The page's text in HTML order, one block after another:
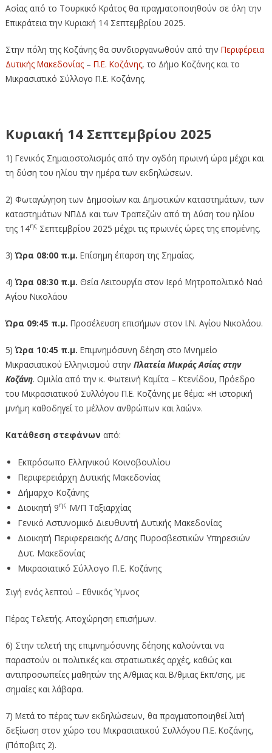
Ασίας από το Τουρκικό Κράτος θα πραγματοποιηθούν σε όλη την
Επικράτεια την Κυριακή 14 Σεπτεμβρίου 2025.
Στην πόλη της Κοζάνης θα συνδιοργανωθούν από την Περιφέρεια
Δυτικής Μακεδονίας– Π.Ε. Κοζάνης, το Δήμο Κοζάνης και το
Μικρασιατικό Σύλλογο Π.Ε. Κοζάνης.
Κυριακή 14 Σεπτεμβρίου 2025
1) Γενικός Σημαιοστολισμός από την ογδόη πρωινή ώρα μέχρι και
τη δύση του ηλίου την ημέρα των εκδηλώσεων.
2) Φωταγώγηση των Δημοσίων και Δημοτικών καταστημάτων, των
καταστημάτων ΝΠΔΔ και των Τραπεζών από τη Δύση του ηλίου
της 14ης Σεπτεμβρίου 2025 μέχρι τις πρωινές ώρες της επομένης.
3) Ώρα 08:00 π.μ. Επίσημη έπαρση της Σημαίας.
4)Ώρα 08:30 π.μ. Θεία Λειτουργία στον Ιερό Μητροπολιτικό Ναό
Αγίου Νικολάου
Ώρα 09:45 π.μ. Προσέλευση επισήμων στον Ι.Ν. Αγίου Νικολάου.
5)Ώρα 10:45 π.μ. Επιμνημόσυνη δέηση στο Μνημείο
Μικρασιατικού Ελληνισμού στην Πλατεία Μικράς Ασίας στην
Κοζάνη. Ομιλία από την κ. Φωτεινή Καμίτα – Κτενίδου, Πρόεδρο
του Μικρασιατικού Συλλόγου Π.Ε. Κοζάνης με θέμα: «Η ιστορική
μνήμη καθοδηγεί το μέλλον ανθρώπων και λαών».
Κατάθεση στεφάνων από:
Εκπρόσωπο Ελληνικού Κοινοβουλίου
Περιφερειάρχη Δυτικής Μακεδονίας
Δήμαρχο Κοζάνης
Διοικητή 9ης Μ/Π Ταξιαρχίας
Γενικό Αστυνομικό Διευθυντή Δυτικής Μακεδονίας
Διοικητή Περιφερειακής Δ/σης Πυροσβεστικών Υπηρεσιών
Δυτ. Μακεδονίας
Μικρασιατικό Σύλλογο Π.Ε. Κοζάνης
Σιγή ενός λεπτού – Εθνικός Ύμνος
Πέρας Τελετής. Αποχώρηση επισήμων.
6) Στην τελετή της επιμνημόσυνης δέησης καλούνται να
παραστούν οι πολιτικές και στρατιωτικές αρχές, καθώς και
αντιπροσωπείες μαθητών της Α/θμιας και Β/θμιας Εκπ/σης, με
σημαίες και λάβαρα.
7) Μετά το πέρας των εκδηλώσεων, θα πραγματοποιηθεί λιτή
δεξίωση στον χώρο του Μικρασιατικού Συλλόγου Π.Ε. Κοζάνης,
(Πόποβιτς 2).